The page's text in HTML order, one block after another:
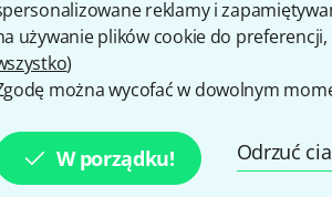
reklamy i
używanie plików cookie do
)
można wycofać w dowolnym
W porządku! Odrzuć